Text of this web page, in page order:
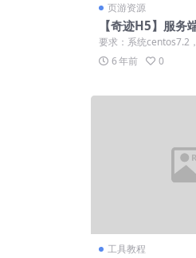
页游资源
【奇迹H5】服务
教程
要求：系统centos7.2
6 年前
0
工具教程